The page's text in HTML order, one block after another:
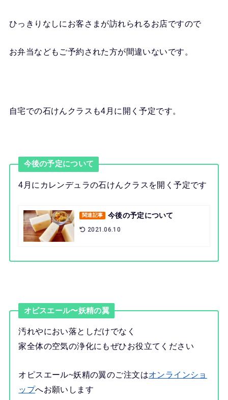
ひっきりなしにお客さまが訪れられるお店ですので
お弁当などもご予約された方が間違いないです。
自宅での石けんクラスも4月に開く予定です。
今後の予定について
4月にカレンデュラの石けんクラスを開く予定です
関連記事 今後の予定について
2021.06.10
オピスエール〜妖精の翼
汚れやにおい落としだけでなく
家全体の空気の浄化にもぜひお役立てください
オピスエール~妖精の翼のご注文はオンラインショ
ップへお願いします